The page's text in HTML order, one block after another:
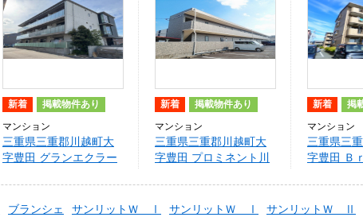
新着 掲載物件あり
マンション
三重県三重郡川越町大
字豊田 グランエクラー
新着 掲載物件あり
マンション
三重県三重郡川越町大
字豊田 プロミネント川
新着 掲
マンション
三重県三
字豊田 Ｂ
ブランシェ サンリットＷ Ⅰ サンリットＷ Ⅰ
サンリットＷ Ⅱ